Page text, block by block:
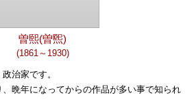
曽熙(曽煕)
(1861～1930)
治家です。
晩年になってからの作品が多い事で知られ